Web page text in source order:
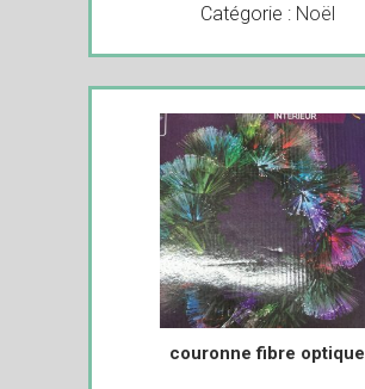
Catégorie : Noël
couronne fibre optique